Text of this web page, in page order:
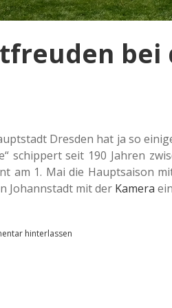
bei
Dres­den hat ja so
schip­pert seit 190 Jahren
am 1. Mai die Haupt­sai­son
Johann­stadt mit der Kamera
hinterlassen